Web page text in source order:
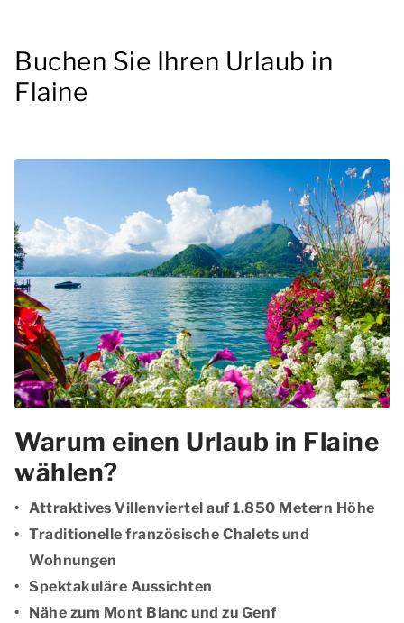
Buchen Sie Ihren Urlaub in
Flaine
Warum einen Urlaub in Flaine
wählen?
Attraktives Villenviertel auf 1.850 Metern Höhe
Traditionelle französische Chalets und
Wohnungen
Spektakuläre Aussichten
Nähe zum Mont Blanc und zu Genf